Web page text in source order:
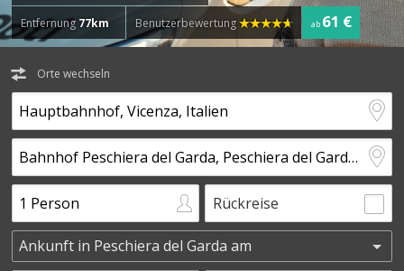
Entfernung 77km Benutzerbewertung ab 61 €
Orte wechseln
Rückreise